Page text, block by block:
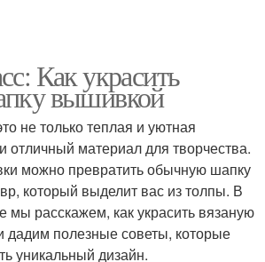
Как украсить
вышивкой
не только теплая и уютная
отличный материал для творчества.
можно превратить обычную шапку
который выделит вас из толпы. В
мы расскажем, как украсить вязаную
полезные советы, которые
уникальный дизайн.